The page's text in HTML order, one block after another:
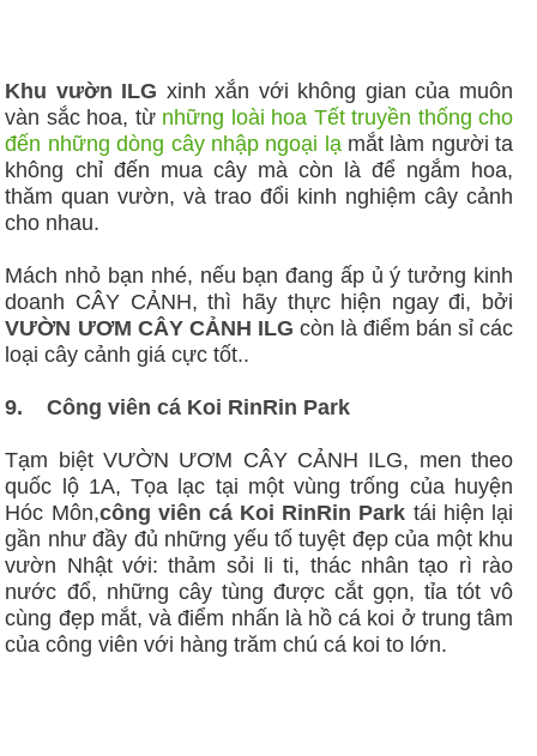
Khu vườn ILG xinh xắn với không gian của muôn
vàn sắc hoa, từ những loài hoa Tết truyền thống cho
đến những dòng cây nhập ngoại lạ mắt làm người ta
không chỉ đến mua cây mà còn là để ngắm hoa,
thăm quan vườn, và trao đổi kinh nghiệm cây cảnh
cho nhau.
Mách nhỏ bạn nhé, nếu bạn đang ấp ủ ý tưởng kinh
doanh CÂY CẢNH, thì hãy thực hiện ngay đi, bởi
VƯỜN ƯƠM CÂY CẢNH ILG còn là điểm bán sỉ các
loại cây cảnh giá cực tốt..
9.Công viên cá Koi RinRin Park
Tạm biệt VƯỜN ƯƠM CÂY CẢNH ILG, men theo
quốc lộ 1A, Tọa lạc tại một vùng trống của huyện
Hóc Môn,công viên cá Koi RinRin Park tái hiện lại
gần như đầy đủ những yếu tố tuyệt đẹp của một khu
vườn Nhật với: thảm sỏi li ti, thác nhân tạo rì rào
nước đổ, những cây tùng được cắt gọn, tỉa tót vô
cùng đẹp mắt, và điểm nhấn là hồ cá koi ở trung tâm
của công viên với hàng trăm chú cá koi to lớn.